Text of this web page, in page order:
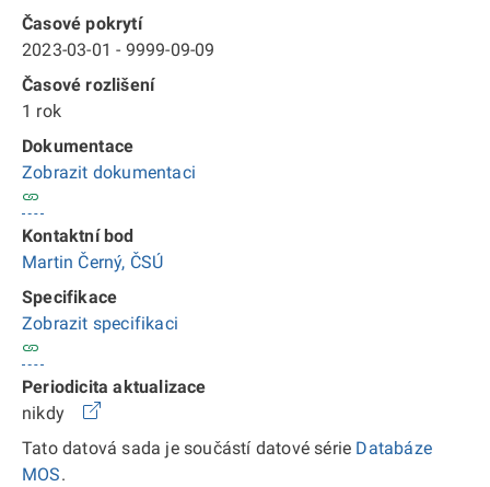
Časové pokrytí
2023-03-01 - 9999-09-09
Časové rozlišení
1 rok
Dokumentace
Zobrazit dokumentaci
Kontaktní bod
Martin Černý, ČSÚ
Specifikace
Zobrazit specifikaci
Periodicita aktualizace
nikdy
Tato datová sada je součástí datové série Databáze
MOS.